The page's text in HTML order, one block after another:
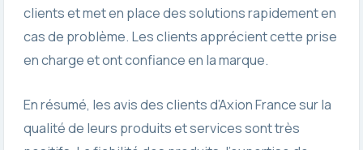
clients et met en place des solutions rapidement en
cas de problème. Les clients apprécient cette prise
en charge et ont confiance en la marque.
En résumé, les avis des clients d’Axion France sur la
qualité de leurs produits et services sont très